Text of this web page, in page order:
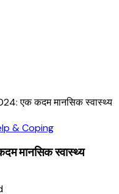
एक कदम मानसिक स्वास्थ्य
& Coping
मानसिक स्वास्थ्य